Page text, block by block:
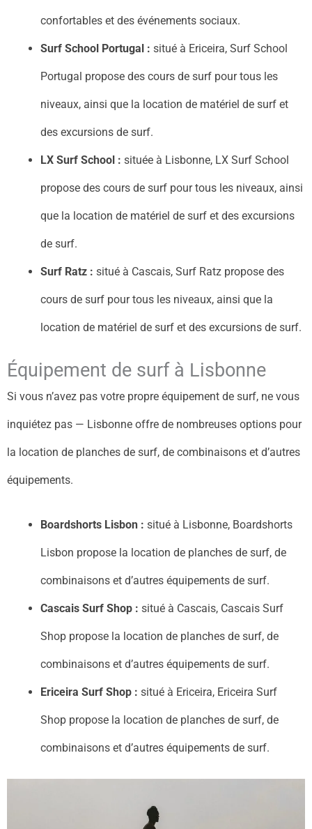
confortables et des événements sociaux.
Surf School Portugal : situé à Ericeira, Surf School
Portugal propose des cours de surf pour tous les
niveaux, ainsi que la location de matériel de surf et
des excursions de surf.
LX Surf School : située à Lisbonne, LX Surf School
propose des cours de surf pour tous les niveaux, ainsi
que la location de matériel de surf et des excursions
de surf.
Surf Ratz : situé à Cascais, Surf Ratz propose des
cours de surf pour tous les niveaux, ainsi que la
location de matériel de surf et des excursions de surf.
Équipement de surf à Lisbonne
Si vous n’avez pas votre propre équipement de surf, ne vous
inquiétez pas — Lisbonne offre de nombreuses options pour
la location de planches de surf, de combinaisons et d’autres
équipements.
Boardshorts Lisbon : situé à Lisbonne, Boardshorts
Lisbon propose la location de planches de surf, de
combinaisons et d’autres équipements de surf.
Cascais Surf Shop : situé à Cascais, Cascais Surf
Shop propose la location de planches de surf, de
combinaisons et d’autres équipements de surf.
Ericeira Surf Shop : situé à Ericeira, Ericeira Surf
Shop propose la location de planches de surf, de
combinaisons et d’autres équipements de surf.